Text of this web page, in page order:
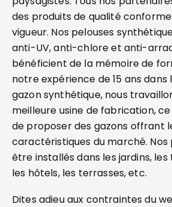
des produits de qualité
vigueur. Nos pelouses
anti-UV, anti-chlore et anti-
bénéficient de la mémoire de
notre expérience de 15 ans dans
gazon synthétique, nous
meilleure usine de fabrication,
de proposer des gazons offrant
caractéristiques du marché.
être installés dans les jardins, les
les hôtels, les terrasses, etc.
Dites adieu aux contraintes du